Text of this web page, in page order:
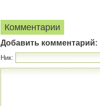
Комментарии
Добавить комментарий:
Ник: